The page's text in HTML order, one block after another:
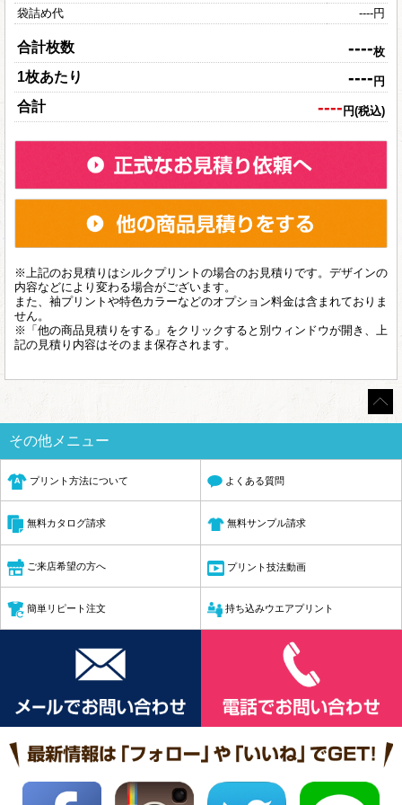
袋詰め代
----円
合計枚数 ----枚
1枚あたり ---- 円
合計 ---- 円(税込)
※上記のお見積りはシルクプリントの場合のお見積りです。デザインの
内容などにより変わる場合がございます。
また、袖プリントや特色カラーなどのオプション料金は含まれておりま
せん。
※「他の商品見積りをする」をクリックすると別ウィンドウが開き、上
記の見積り内容はそのまま保存されます。
その他メニュー
プリント方法について よくある質問
無料カタログ請求 無料サンプル請求
ご来店希望の方へ プリント技法動画
簡単リピート注文 持ち込みウエアプリント